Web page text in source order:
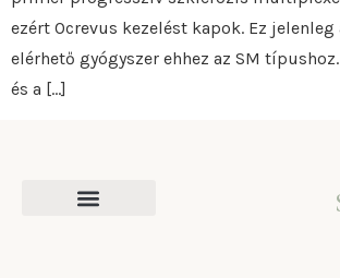
ezért Ocrevus kezelést kapok. Ez jelenleg
elérhető gyógyszer ehhez az SM
és a […]